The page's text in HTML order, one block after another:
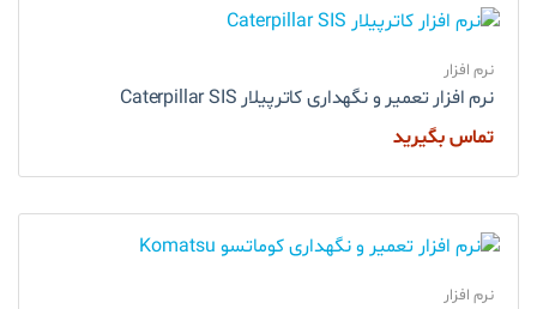
نرم افزار
نرم افزار تعمیر و نگهداری کاترپیلار Caterpillar SIS
تماس بگیرید
نرم افزار